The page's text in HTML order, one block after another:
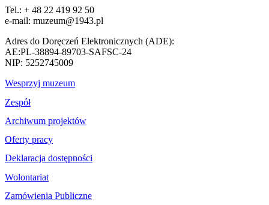
Tel.: + 48 22 419 92 50
e-mail: muzeum@1943.pl
Adres do Doręczeń Elektronicznych (ADE):
AE:PL-38894-89703-SAFSC-24
NIP: 5252745009
Wesprzyj muzeum
Zespół
Archiwum projektów
Oferty pracy
Deklaracja dostępności
Wolontariat
Zamówienia Publiczne